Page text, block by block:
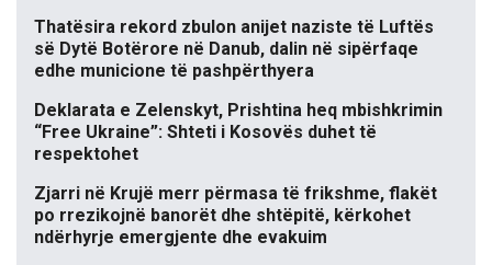
Thatësira rekord zbulon anijet naziste të Luftës
së Dytë Botërore në Danub, dalin në sipërfaqe
edhe municione të pashpërthyera
Deklarata e Zelenskyt, Prishtina heq mbishkrimin
“Free Ukraine”: Shteti i Kosovës duhet të
respektohet
Zjarri në Krujë merr përmasa të frikshme, flakët
po rrezikojnë banorët dhe shtëpitë, kërkohet
ndërhyrje emergjente dhe evakuim